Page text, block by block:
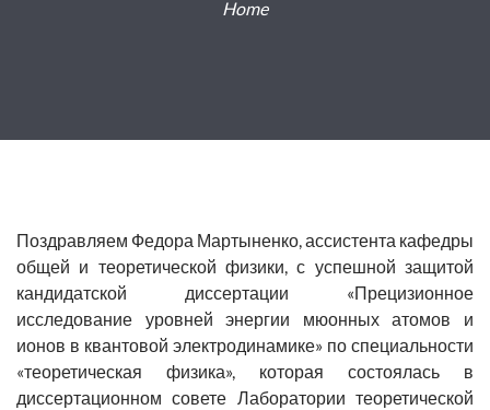
Home
Поздравляем Федора Мартыненко, ассистента кафедры
общей и теоретической физики, с успешной защитой
кандидатской диссертации «Прецизионное
исследование уровней энергии мюонных атомов и
ионов в квантовой электродинамике» по специальности
«теоретическая физика», которая состоялась в
диссертационном совете Лаборатории теоретической